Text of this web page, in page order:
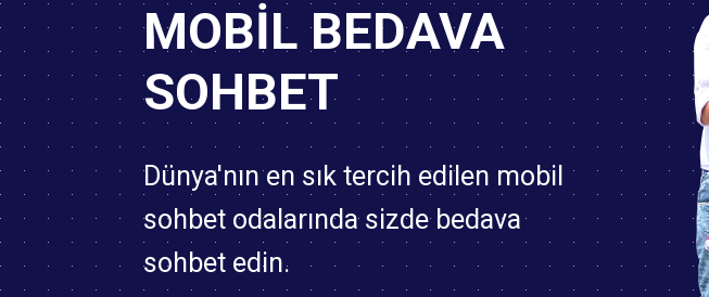
MOBIL BEDAVA
SOHBET
Dünya'nın en sık tercih edilen mobil
sohbet odalarında sizde bedava
sohbet edin.